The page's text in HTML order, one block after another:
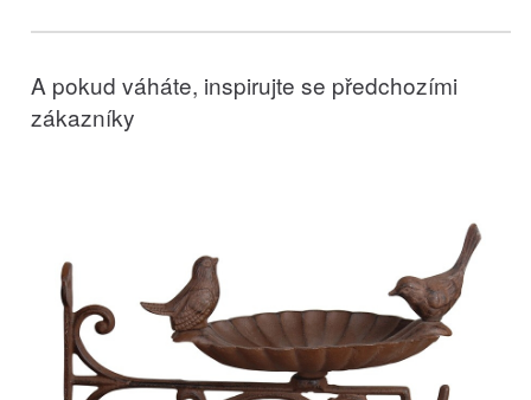
A pokud váháte, inspirujte se předchozími
zákazníky